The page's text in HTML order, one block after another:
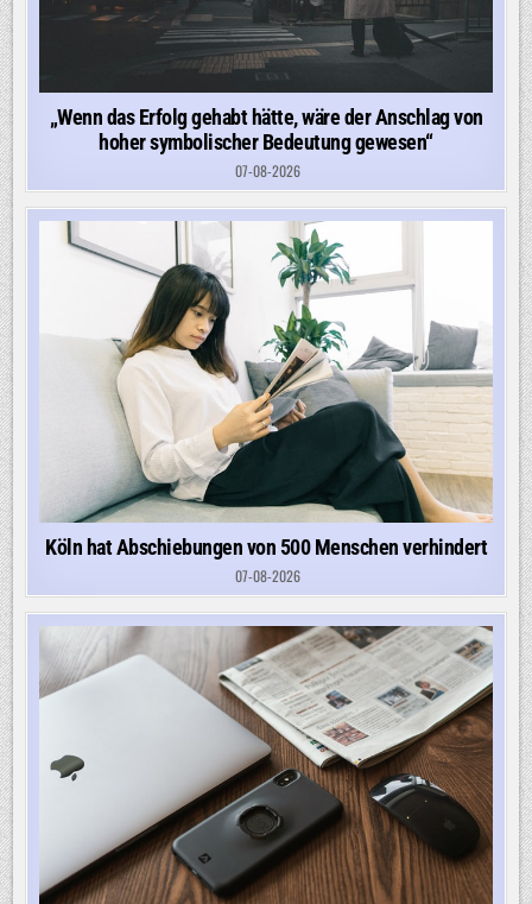
„Wenn das Erfolg gehabt hätte, wäre der Anschlag von
hoher symbolischer Bedeutung gewesen“
07-08-2026
Köln hat Abschiebungen von 500 Menschen verhindert
07-08-2026